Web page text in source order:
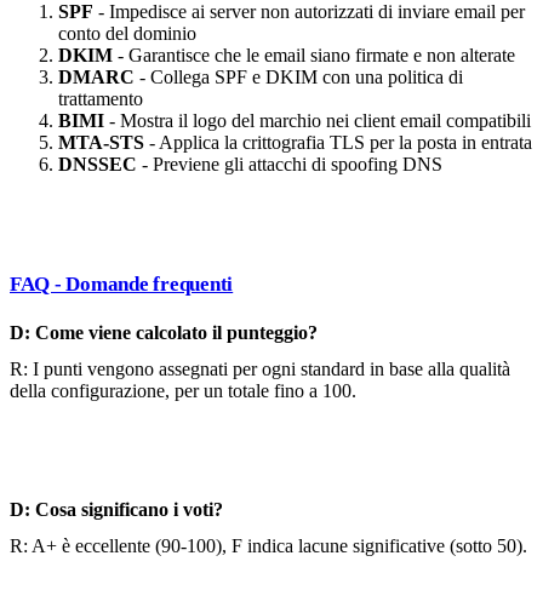
SPF - Impedisce ai server non autorizzati di inviare email per
conto del dominio
DKIM - Garantisce che le email siano firmate e non alterate
DMARC - Collega SPF e DKIM con una politica di
trattamento
BIMI - Mostra il logo del marchio nei client email compatibili
MTA-STS - Applica la crittografia TLS per la posta in entrata
DNSSEC - Previene gli attacchi di spoofing DNS
FAQ - Domande frequenti
D: Come viene calcolato il punteggio?
R: I punti vengono assegnati per ogni standard in base alla qualità
della configurazione, per un totale fino a 100.
D: Cosa significano i voti?
R: A+ è eccellente (90-100), F indica lacune significative (sotto 50).